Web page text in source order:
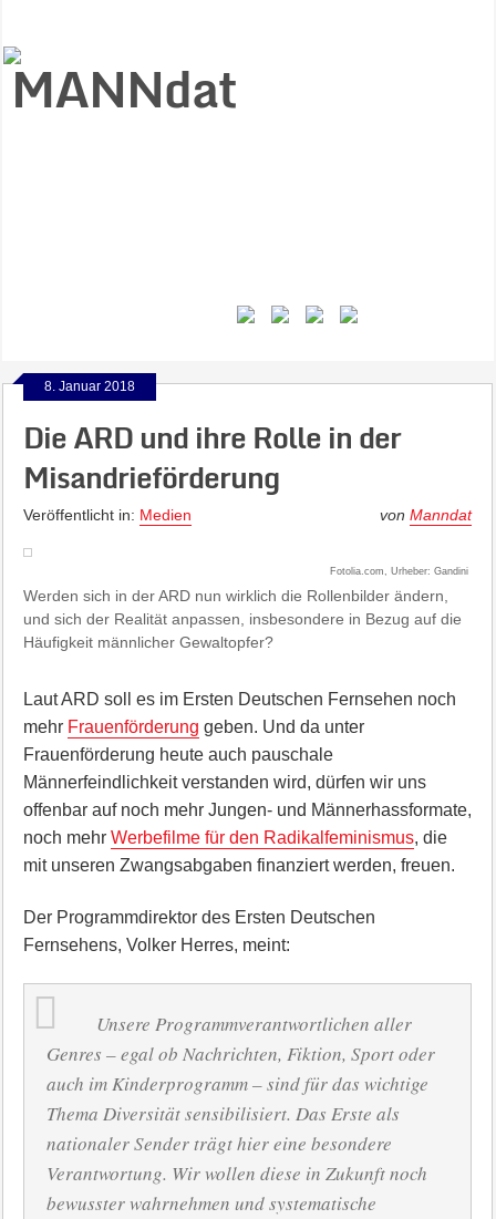
8. Januar 2018
Die ARD und ihre Rolle in der
Misandrieförderung
Veröffentlicht in: Medien vonManndat
Fotolia.com, Urheber: Gandini
Werden sich in der ARD nun wirklich die Rollenbilder ändern,
und sich der Realität anpassen, insbesondere in Bezug auf die
Häufigkeit männlicher Gewaltopfer?
Laut ARD soll es im Ersten Deutschen Fernsehen noch
mehr Frauenförderung geben. Und da unter
Frauenförderung heute auch pauschale
Männerfeindlichkeit verstanden wird, dürfen wir uns
offenbar auf noch mehr Jungen- und Männerhassformate,
noch mehr Werbefilme für den Radikalfeminismus, die
mit unseren Zwangsabgaben finanziert werden, freuen.
Der Programmdirektor des Ersten Deutschen
Fernsehens, Volker Herres, meint:
Unsere Programmverantwortlichen aller
Genres – egal ob Nachrichten, Fiktion, Sport oder
auch im Kinderprogramm – sind für das wichtige
Thema Diversität sensibilisiert. Das Erste als
nationaler Sender trägt hier eine besondere
Verantwortung. Wir wollen diese in Zukunft noch
bewusster wahrnehmen und systematische